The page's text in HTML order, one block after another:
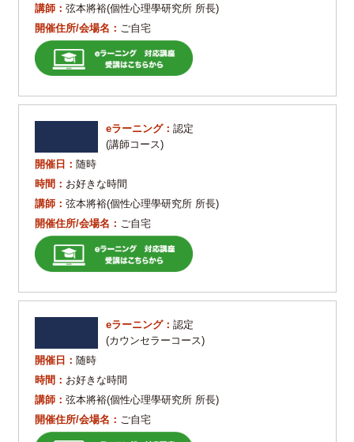
講師： 弦本將裕(個性心理學研究所 所長)
開催住所/会場名： ご自宅
eラーニング： 認定
(講師コース)
開催日： 随時
時間： お好きな時間
講師： 弦本將裕(個性心理學研究所 所長)
開催住所/会場名： ご自宅
eラーニング： 認定
(カウンセラーコース)
開催日： 随時
時間： お好きな時間
講師： 弦本將裕(個性心理學研究所 所長)
開催住所/会場名： ご自宅